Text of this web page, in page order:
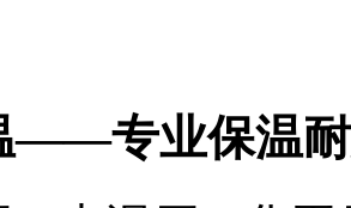
——专业保温